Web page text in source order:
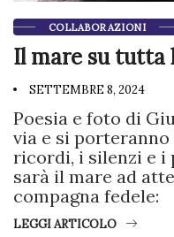
COLLABORAZIONI
Il mare su tutta
SETTEMBRE 8, 2024
Poesia e foto di
via e si
ricordi, i silenzi e i
sarà il mare ad
compagna fedele:
LEGGI ARTICOLO